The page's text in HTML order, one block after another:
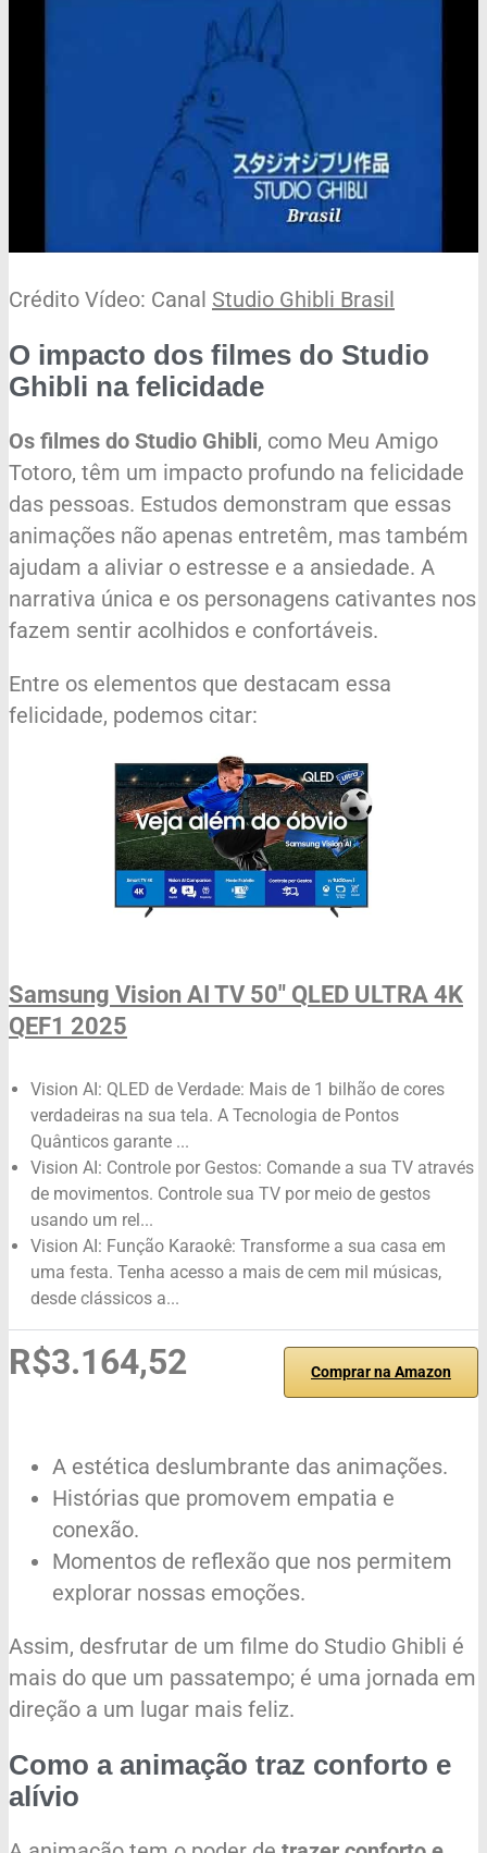
Crédito Vídeo: Canal Studio Ghibli Brasil
O impacto dos filmes do Studio
Ghibli na felicidade
Os filmes do Studio Ghibli, como Meu Amigo
Totoro, têm um impacto profundo na felicidade
das pessoas. Estudos demonstram que essas
animações não apenas entretêm, mas também
ajudam a aliviar o estresse e a ansiedade. A
narrativa única e os personagens cativantes nos
fazem sentir acolhidos e confortáveis.
Entre os elementos que destacam essa
felicidade, podemos citar:
Samsung Vision AI TV 50" QLED ULTRA 4K
QEF1 2025
Vision AI: QLED de Verdade: Mais de 1 bilhão de cores
verdadeiras na sua tela. A Tecnologia de Pontos
Quânticos garante ...
Vision AI: Controle por Gestos: Comande a sua TV através
de movimentos. Controle sua TV por meio de gestos
usando um rel...
Vision AI: Função Karaokê: Transforme a sua casa em
uma festa. Tenha acesso a mais de cem mil músicas,
desde clássicos a...
R$3.164,52 Comprar na Amazon
A estética deslumbrante das animações.
Histórias que promovem empatia e
conexão.
Momentos de reflexão que nos permitem
explorar nossas emoções.
Assim, desfrutar de um filme do Studio Ghibli é
mais do que um passatempo; é uma jornada em
direção a um lugar mais feliz.
Como a animação traz conforto e
alívio